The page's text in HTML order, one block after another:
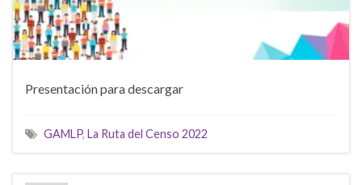
Presentación para descargar
GAMLP, La Ruta del Censo 2022